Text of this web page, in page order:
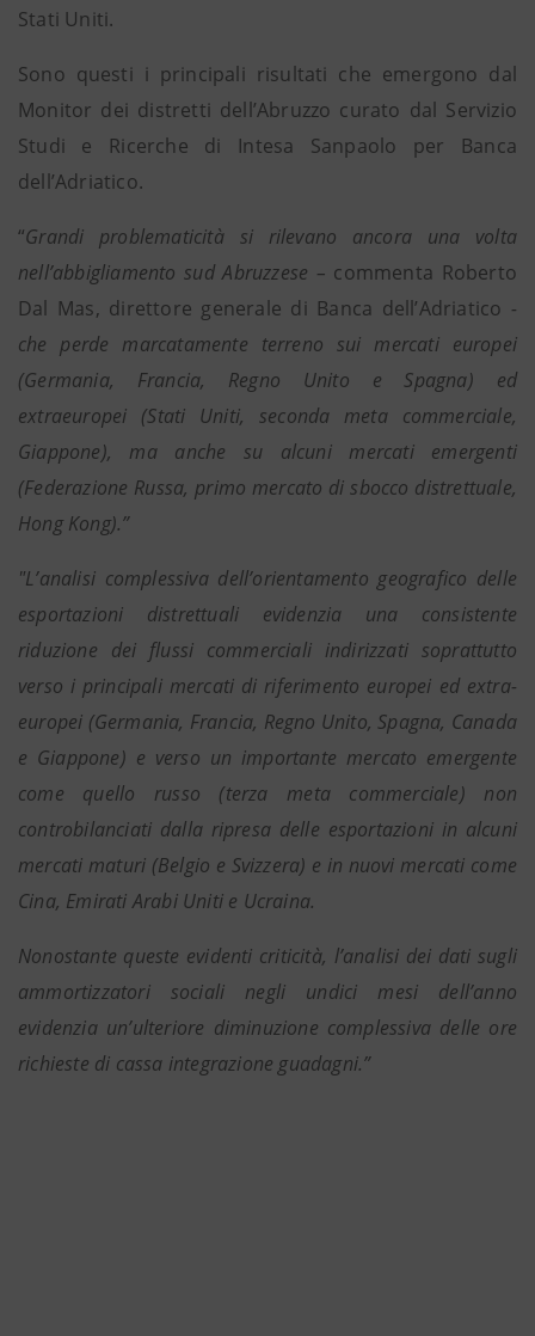
Stati Uniti.
Sono questi i principali risultati che emergono dal
Monitor dei distretti dell’Abruzzo curato dal Servizio
Studi e Ricerche di Intesa Sanpaolo per Banca
dell’Adriatico.
“Grandi problematicità si rilevano ancora una volta
nell’abbigliamento sud Abruzzese – commenta Roberto
Dal Mas, direttore generale di Banca dell’Adriatico -
che perde marcatamente terreno sui mercati europei
(Germania, Francia, Regno Unito e Spagna) ed
extraeuropei (Stati Uniti, seconda meta commerciale,
Giappone), ma anche su alcuni mercati emergenti
(Federazione Russa, primo mercato di sbocco distrettuale,
Hong Kong).”
"L’analisi complessiva dell’orientamento geografico delle
esportazioni distrettuali evidenzia una consistente
riduzione dei flussi commerciali indirizzati soprattutto
verso i principali mercati di riferimento europei ed extra-
europei (Germania, Francia, Regno Unito, Spagna, Canada
e Giappone) e verso un importante mercato emergente
come quello russo (terza meta commerciale) non
controbilanciati dalla ripresa delle esportazioni in alcuni
mercati maturi (Belgio e Svizzera) e in nuovi mercati come
Cina, Emirati Arabi Uniti e Ucraina.
Nonostante queste evidenti criticità, l’analisi dei dati sugli
ammortizzatori sociali negli undici mesi dell’anno
evidenzia un’ulteriore diminuzione complessiva delle ore
richieste di cassa integrazione guadagni.”